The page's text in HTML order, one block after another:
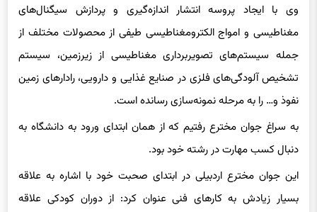
وی با ایجاد پروسه انتشار اندازه‌گیری و پردازش سیگنال‌های
مغناطیسی و امواج الکترومغناطیسی طیفی از محصولات مختلف از
جمله سیستم‌های تصویربرداری مغناطیسی از زیرزمین، سیستم
تشخیص آلودگی‌های فلزی در صنایع غذایی و دارویی، رادارهای زمین
نفوذ و… را به مرحله نمونه‌سازی رسانده است.
به سراغ جوان مخترع رفتیم که از همان ابتدای ورود به دانشگاه به
دنبال کسب مهارت در رشته خود بود.
این جوان مخترع اردبیلی در ابتدای صحبت خود با اشاره به علاقه
بسیار زیادش به کارهای فنی عنوان کرد: از دوران کودکی علاقه